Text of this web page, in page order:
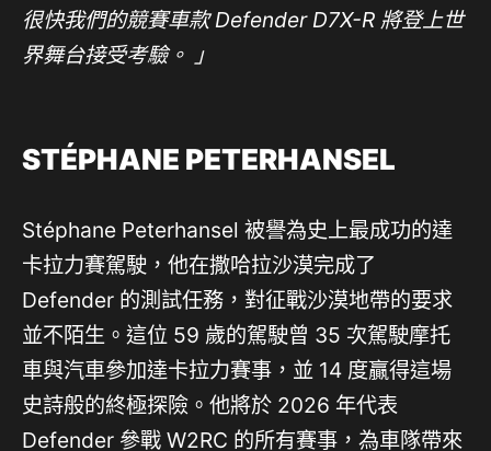
很快我們的競賽車款 Defender D7X-R 將登上世
界舞台接受考驗。 」
STÉPHANE PETERHANSEL
Stéphane Peterhansel 被譽為史上最成功的達
卡拉力賽駕駛，他在撒哈拉沙漠完成了
Defender 的測試任務，對征戰沙漠地帶的要求
並不陌生。這位 59 歲的駕駛曾 35 次駕駛摩托
車與汽車參加達卡拉力賽事，並 14 度贏得這場
史詩般的終極探險。他將於 2026 年代表
Defender 參戰 W2RC 的所有賽事，為車隊帶來